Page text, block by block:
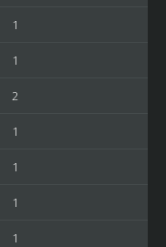
1
1
2
1
1
1
1